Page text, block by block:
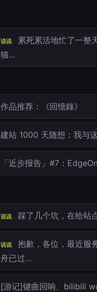
说说
累死累活地忙了一整
猫…
作品推荐：《回憶錄》
建站 1000 天随想：我与
「近步报告」#7：
说说 踩了几个坑，在给站
说说
抱歉，各位，最近服
舟已过…
[游记]键曲回响、bilibili